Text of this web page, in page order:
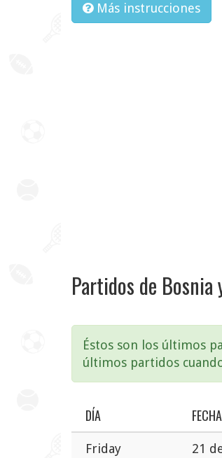
Más instrucciones
Partidos de Bosnia
Éstos son los últimos
últimos partidos
DÍA FECHA
Friday 21